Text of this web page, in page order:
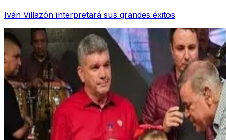
Iván Villazón interpretará sus grandes éxitos